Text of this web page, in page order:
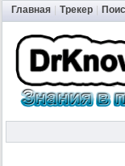
Главная Трекер